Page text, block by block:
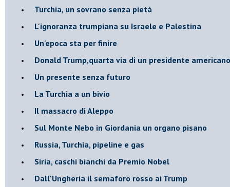
Turchia, un sovrano senza pietà
L'ignoranza trumpiana su Israele e Palestina
Un'epoca sta per finire
Donald Trump,quarta via di un presidente americano
Un presente senza futuro
La Turchia a un bivio
Il massacro di Aleppo
Sul Monte Nebo in Giordania un organo pisano
Russia, Turchia, pipeline e gas
Siria, caschi bianchi da Premio Nobel
Dall'Ungheria il semaforo rosso ai Trump